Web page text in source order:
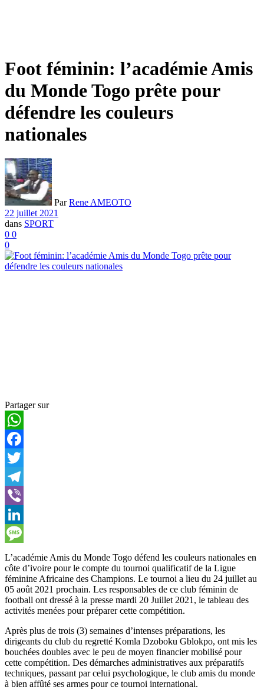
Foot féminin: l’académie Amis
du Monde Togo prête pour
défendre les couleurs
nationales
Par Rene AMEOTO
22 juillet 2021
dans SPORT
0 0
0
Partager sur
WhatsApp
Facebook
Twitter
Telegram
Viber
LinkedIn
Message
L’académie Amis du Monde Togo défend les couleurs nationales en
côte d’ivoire pour le compte du tournoi qualificatif de la Ligue
féminine Africaine des Champions. Le tournoi a lieu du 24 juillet au
05 août 2021 prochain. Les responsables de ce club féminin de
football ont dressé à la presse mardi 20 Juillet 2021, le tableau des
activités menées pour préparer cette compétition.
Après plus de trois (3) semaines d’intenses préparations, les
dirigeants du club du regretté Komla Dzoboku Gblokpo, ont mis les
bouchées doubles avec le peu de moyen financier mobilisé pour
cette compétition. Des démarches administratives aux préparatifs
techniques, passant par celui psychologique, le club amis du monde
à bien affûté ses armes pour ce tournoi international.